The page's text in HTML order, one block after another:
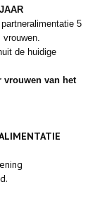
5
de huidige
vrouwen van het